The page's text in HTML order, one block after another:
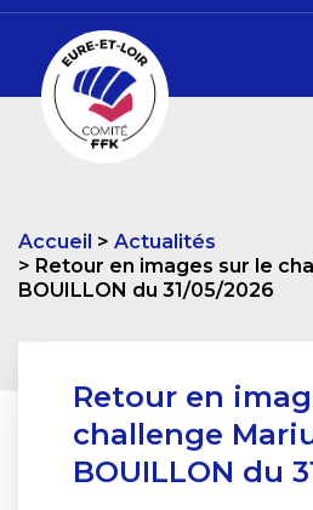
Accueil
Actualités
Retour en images sur le
BOUILLON du 31/05/2026
Retour en
challenge
BOUILLON du